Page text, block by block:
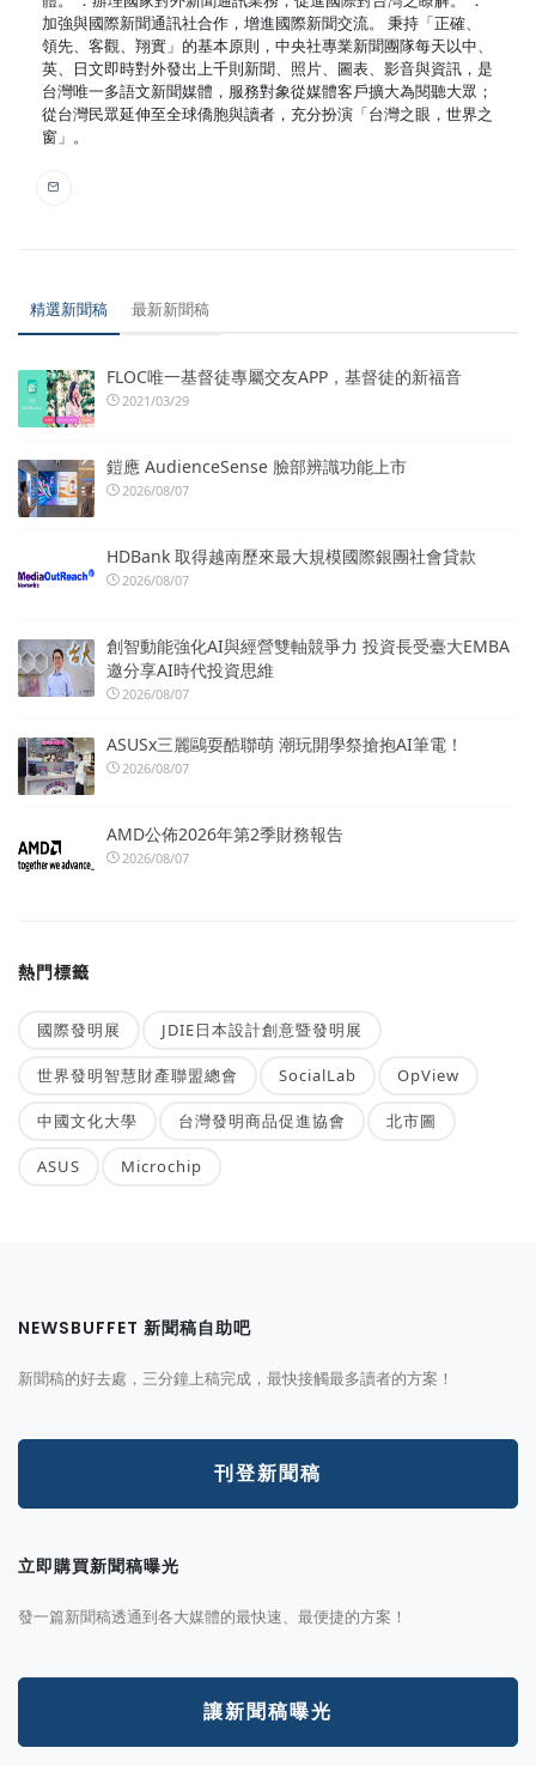
加強與國際新聞通訊社合作，增進國際新聞交流。 秉持「正確、
領先、客觀、翔實」的基本原則，中央社專業新聞團隊每天以中、
英、日文即時對外發出上千則新聞、照片、圖表、影音與資訊，是
台灣唯一多語文新聞媒體，服務對象從媒體客戶擴大為閱聽大眾；
從台灣民眾延伸至全球僑胞與讀者，充分扮演「台灣之眼，世界之
窗」。
精選新聞稿 最新新聞稿
FLOC唯一基督徒專屬交友APP，基督徒的新福音
2021/03/29
鎧應 AudienceSense 臉部辨識功能上市
2026/08/07
HDBank 取得越南歷來最大規模國際銀團社會貸款
2026/08/07
創智動能強化AI與經營雙軸競爭力 投資長受臺大EMBA
邀分享AI時代投資思維
2026/08/07
ASUSx三麗鷗耍酷聯萌 潮玩開學祭搶抱AI筆電！
2026/08/07
AMD公佈2026年第2季財務報告
2026/08/07
熱門標籤
國際發明展 JDIE日本設計創意暨發明展
世界發明智慧財產聯盟總會 SocialLab OpView
中國文化大學 台灣發明商品促進協會 北市圖
ASUS Microchip
NEWSBUFFET 新聞稿自助吧
新聞稿的好去處，三分鐘上稿完成，最快接觸最多讀者的方案！
刊登新聞稿
立即購買新聞稿曝光
發一篇新聞稿透通到各大媒體的最快速、最便捷的方案！
讓新聞稿曝光